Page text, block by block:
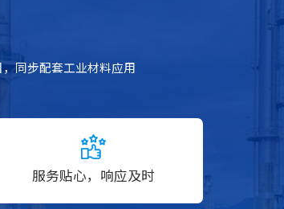
同步配套工业材料应用
服务贴心，响应及时